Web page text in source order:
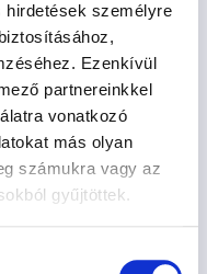
hirdetések személyre
Ezenkívül
partnereinkkel
vonatkozó
más olyan
számukra vagy az
gyűjtöttek.
a
már több
páros
mindent újra
több mint egy
és
2015-ben a
Korom Gábor –